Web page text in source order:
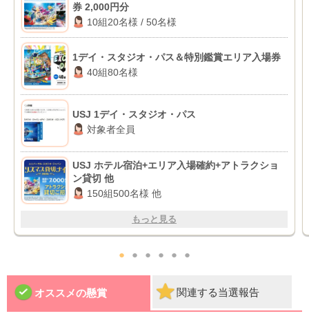
券 2,000円分
10組20名様 / 50名様
1デイ・スタジオ・パス＆特別鑑賞エリア入場券
40組80名様
USJ 1デイ・スタジオ・パス
対象者全員
USJ ホテル宿泊+エリア入場確約+アトラクショ
ン貸切 他
150組500名様 他
もっと見る
● ● ● ● ● ●
オススメの懸賞 関連する当選報告